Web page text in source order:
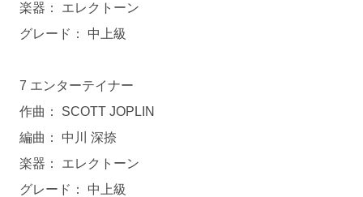
楽器： エレクトーン
グレード： 中上級
7 エンターテイナー
作曲： SCOTT JOPLIN
編曲： 中川 深捺
楽器： エレクトーン
グレード： 中上級